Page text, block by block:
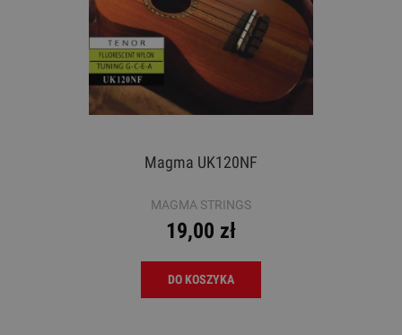
Magma UK120NF
MAGMA STRINGS
19,00 zł
DO KOSZYKA